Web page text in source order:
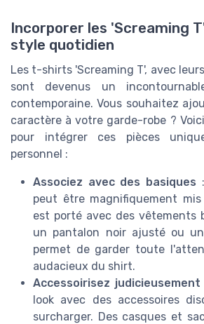
Incorporer les 'Screaming
style quotidien
Les t-shirts 'Screaming T', avec
sont devenus un
contemporaine. Vous souhaitez
caractère à votre garde-robe ?
pour intégrer ces pièces
personnel :
Associez avec des basiques
peut être magnifiquement
est porté avec des vêtements
un pantalon noir ajusté ou
permet de garder toute
audacieux du shirt.
Accessoirisez judicieusement
look avec des accessoires
surcharger. Des casques et